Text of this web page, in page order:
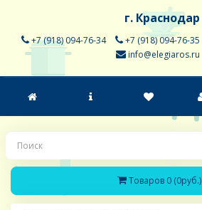
г. Краснодар
+7 (918) 094-76-34 +7 (918) 094-76-35
info@elegiaros.ru
Товаров 0 (0руб.)